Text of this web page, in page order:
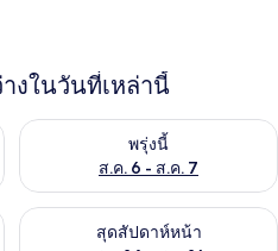
งในวันที่เหล่านี้
นี้ ส.ค. 5 - ส.ค. 6พรุ่งนี้
ส.ค. 6 - ส.ค. 7
ตรวจสอบจำนวนห้องพักว่างใน
สัปดาห์นี้ ส.ค. 7 - ส.ค. 9
สุดสัปดาห์หน้า
ตรวจสอบจำนวนห้องพักว่างใน